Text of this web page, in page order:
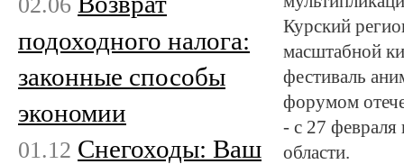
Курский
масштабной
фестиваль
форумом
- с 27 февраля
области.
подоходного налога:
законные способы
экономии
01.12 Снегоходы: Ваш